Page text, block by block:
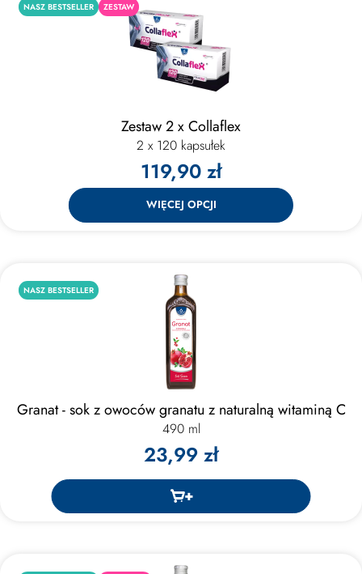
NASZ BESTSELLER ZESTAW
Zestaw 2 x Collaflex
2 x 120 kapsułek
119,90 zł
WIĘCEJ OPCJI
NASZ BESTSELLER
Granat - sok z owoców granatu z naturalną witaminą C
490 ml
23,99 zł